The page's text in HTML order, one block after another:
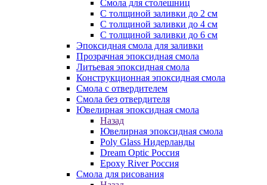
Смола для столешниц
С толщиной заливки до 2 см
С толщиной заливки до 4 см
С толщиной заливки до 6 см
Эпоксидная смола для заливки
Прозрачная эпоксидная смола
Литьевая эпоксидная смола
Конструкционная эпоксидная смола
Смола с отвердителем
Смола без отвердителя
Ювелирная эпоксидная смола
Назад
Ювелирная эпоксидная смола
Poly Glass Нидерланды
Dream Optic Россия
Epoxy River Россия
Смола для рисования